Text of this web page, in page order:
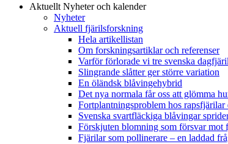
Aktuellt Nyheter och kalender
Nyheter
Aktuell fjärilsforskning
Hela artikellistan
Om forskningsartiklar och referenser
Varför förlorade vi tre svenska
Slingrande slåtter ger större variation
En öländsk blåvingehybrid
Det nya normala får oss att glömma
Fortplantningsproblem hos rapsfjärilar
Svenska svartfläckiga blåvingar
Förskjuten blomning som försvar mot
Fjärilar som pollinerare – en laddad